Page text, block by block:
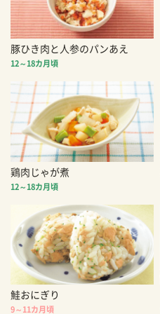
豚ひき肉と人参のパンあえ
12～18カ月頃
鶏肉じゃが煮
12～18カ月頃
鮭おにぎり
9～11カ月頃